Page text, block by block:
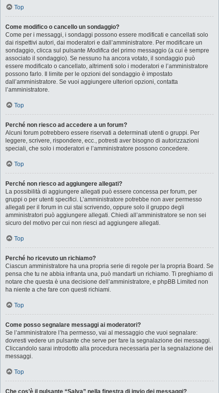
Top
Come modifico o cancello un sondaggio?
Come per i messaggi, i sondaggi possono essere modificati e cancellati solo
dai rispettivi autori, dai moderatori e dall’amministratore. Per modificare un
sondaggio, clicca sul pulsante Modifica del primo messaggio (a cui è sempre
associato il sondaggio). Se nessuno ha ancora votato, il sondaggio può
essere modificato o cancellato, altrimenti solo i moderatori e l’amministratore
possono farlo. Il limite per le opzioni del sondaggio è impostato
dall’amministratore. Se vuoi aggiungere ulteriori opzioni, contatta
l’amministratore.
Top
Perché non riesco ad accedere a un forum?
Alcuni forum potrebbero essere riservati a determinati utenti o gruppi. Per
leggere, scrivere, rispondere, ecc., potresti aver bisogno di autorizzazioni
speciali, che solo i moderatori e l’amministratore possono concedere.
Top
Perché non riesco ad aggiungere allegati?
La possibilità di aggiungere allegati può essere concessa per forum, per
gruppi o per utenti specifici. L’amministratore potrebbe non aver permesso
allegati per il forum in cui stai scrivendo, oppure solo il gruppo degli
amministratori può aggiungere allegati. Chiedi all’amministratore se non sei
sicuro del motivo per cui non riesci ad aggiungere allegati.
Top
Perché ho ricevuto un richiamo?
Ciascun amministratore ha una propria serie di regole per la propria Board. Se
pensa che tu ne abbia infranta una, può mandarti un richiamo. Ti preghiamo di
notare che questa è una decisione dell’amministratore, e phpBB Limited non
ha niente a che fare con questi richiami.
Top
Come posso segnalare messaggi ai moderatori?
Se l’amministratore l’ha permesso, vai al messaggio che vuoi segnalare:
dovresti vedere un pulsante che serve per fare la segnalazione dei messaggi.
Cliccandolo sarai introdotto alla procedura necessaria per la segnalazione dei
messaggi.
Top
Che cos’è il pulsante “Salva” nella finestra di invio dei messaggi?